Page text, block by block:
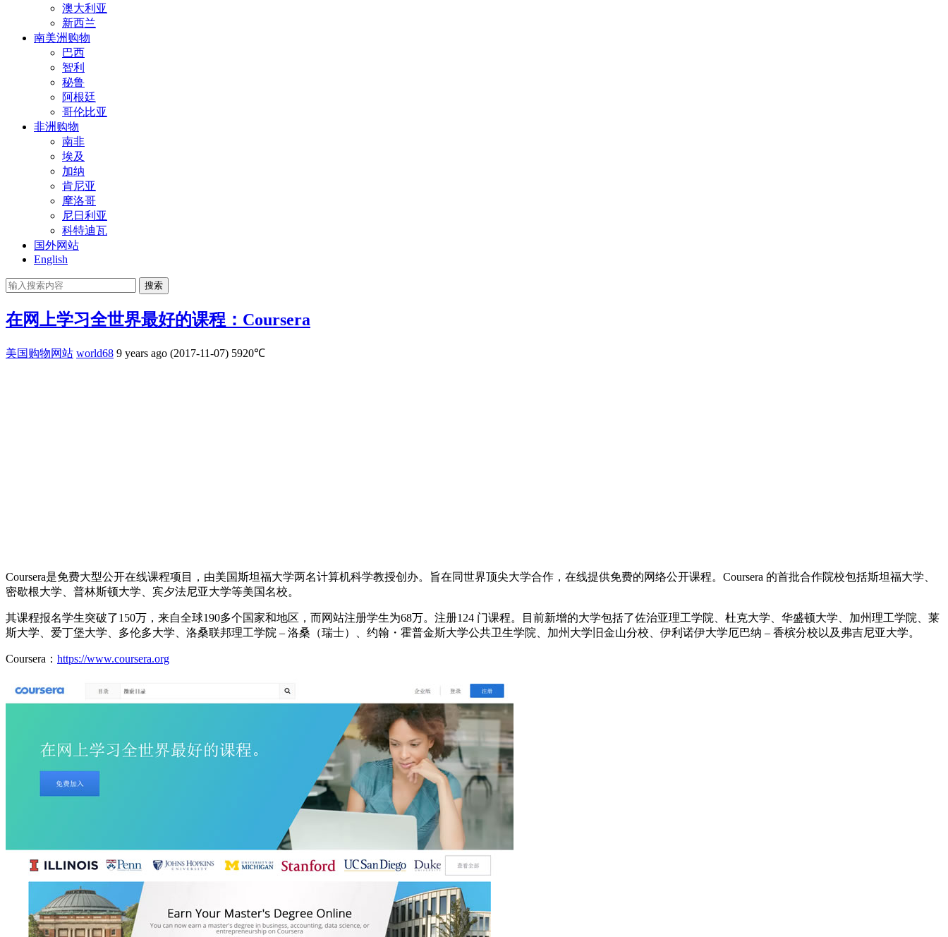
澳大利亚
新西兰
南美洲购物
巴西
智利
秘鲁
阿根廷
哥伦比亚
非洲购物
南非
埃及
加纳
肯尼亚
摩洛哥
尼日利亚
科特迪瓦
国外网站
English
搜索
在网上学习全世界最好的课程：Coursera
美国购物网站 world68 9 years ago (2017-11-07) 5920℃
Coursera是免费大型公开在线课程项目，由美国斯坦福大学两名计算机科学教授创办。旨在同世界顶尖大学合作，在线提供免费的网络公开课程。Coursera 的首批合作院校包括斯坦福大学、
密歇根大学、普林斯顿大学、宾夕法尼亚大学等美国名校。
其课程报名学生突破了150万，来自全球190多个国家和地区，而网站注册学生为68万。注册124 门课程。目前新增的大学包括了佐治亚理工学院、杜克大学、华盛顿大学、加州理工学院、莱
斯大学、爱丁堡大学、多伦多大学、洛桑联邦理工学院 – 洛桑（瑞士）、约翰・霍普金斯大学公共卫生学院、加州大学旧金山分校、伊利诺伊大学厄巴纳 – 香槟分校以及弗吉尼亚大学。
Coursera： https://www.coursera.org